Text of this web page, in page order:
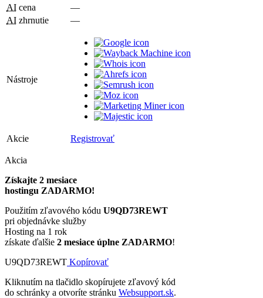
AI cena
—
AI zhrnutie —
Nástroje
Akcie Registrovať
Akcia
Získajte 2 mesiace
hostingu ZADARMO!
Použitím zľavového kódu U9QD73REWT
pri objednávke služby
Hosting na 1 rok
získate ďalšie 2 mesiace úplne ZADARMO!
U9QD73REWT Kopírovať
Kliknutím na tlačidlo skopírujete zľavový kód
do schránky a otvoríte stránku Websupport.sk.